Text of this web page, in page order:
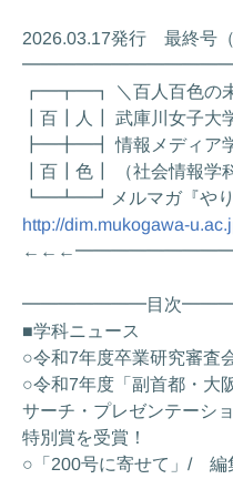
2026.03.17発行 最終号（
┏━┳━┓ ＼百人百色の
┃百┃人┃ 武庫川女子大
┣━╋━┫ 情報メディア
┃百┃色┃ （社会情報学科
┗━┻━┛メルマガ『やり
http://dim.mukogawa-
━━━━━━━目次
■学科ニュース
○令和7年度卒業研究審査
○令和7年度「副首都・大
サーチ・プレゼンテーシ
特別賞を受賞！
○「200号に寄せて」/ 編